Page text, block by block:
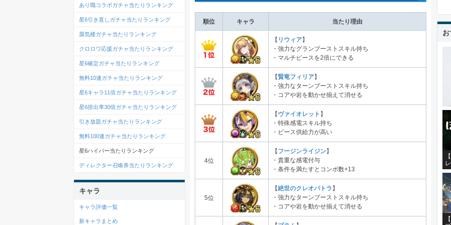
順位 キャラ 当たり理由
【 リウィア】
・強力なグランブーストスキル持ち
・マルチピースを2倍にできる
【賢竜フィリア】
・強力なターンブーストスキル持ち
・コアや岩を動かせ揃えて消せる
【 ヴァイオレット 】
・特殊感電スキル持ち
・ピース供給力が高い
4位
【 フージンライジン】
・貴重な感電付与
・条件を満たすとコンボ数+13
5位
【絶世のクレオパトラ 】
・強力なターンブーストスキル持ち
・コアや岩を動かせ揃えて消せる
あり職コラボガチャ当たりランキング
星6引き直しガチャ当たりランキング
蜃気楼ガチャ当たりランキング
クロロワ応援ガチャ当たりランキング
星6確定ガチャ当たりランキング
無料10連ガチャ当たりランキング
星6キャラ11倍ガチャ当たりランキング
星6排出率30倍ガチャ当たりランキング
引き放題ガチャ当たりランキング
無料100連ガチャ当たりランキング
星6ハイパー当たりランキング
ディレクター召喚券当たりランキング
キャラ
キャラ評価一覧
新キャラまとめ